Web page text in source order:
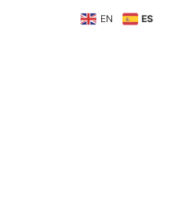
EN ES